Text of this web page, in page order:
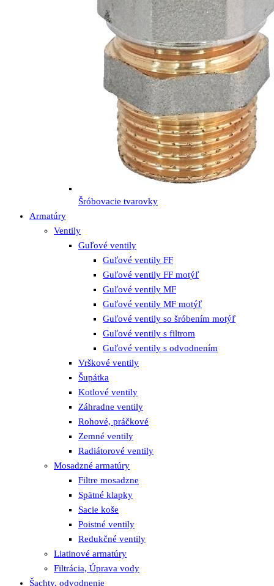
Šróbovacie tvarovky
Armatúry
Ventily
Guľové ventily
Guľové ventily FF
Guľové ventily FF motýľ
Guľové ventily MF
Guľové ventily MF motýľ
Guľové ventily so šróbením motýľ
Guľové ventily s filtrom
Guľové ventily s odvodnením
Vrškové ventily
Šupátka
Kotlové ventily
Záhradne ventily
Rohové, práčkové
Zemné ventily
Radiátorové ventily
Mosadzné armatúry
Filtre mosadzne
Spätné klapky
Sacie koše
Poistné ventily
Redukčné ventily
Liatinové armatúry
Filtrácia, Úprava vody
Šachty, odvodnenie